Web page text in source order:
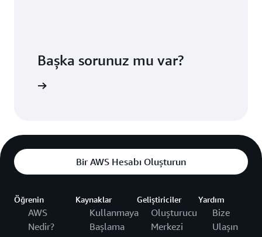
Başka sorunuz mu var?
Bir AWS Hesabı Oluşturun
Öğrenin
AWS
Nedir?
Kaynaklar
Kullanmaya
Başlama
Geliştiriciler
Oluşturucu
Merkezi
Yardım
Bize
Ulaşın